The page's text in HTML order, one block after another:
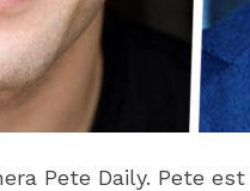
Pete Daily. Pete